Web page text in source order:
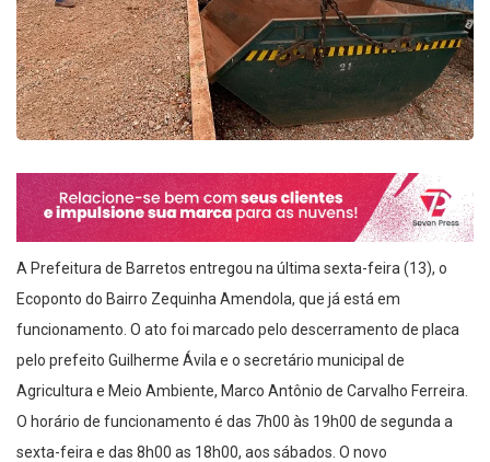
A Prefeitura de Barretos entregou na última sexta-feira (13), o
Ecoponto do Bairro Zequinha Amendola, que já está em
funcionamento. O ato foi marcado pelo descerramento de placa
pelo prefeito Guilherme Ávila e o secretário municipal de
Agricultura e Meio Ambiente, Marco Antônio de Carvalho Ferreira.
O horário de funcionamento é das 7h00 às 19h00 de segunda a
sexta-feira e das 8h00 as 18h00, aos sábados. O novo